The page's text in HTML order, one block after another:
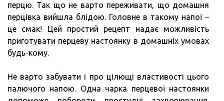
перцю. Так що не варто переживати, що домашня
перцівка вийшла блідою. Головне в такому напої –
це смак! Цей простий рецепт надає можливість
приготувати перцеву настоянку в домашніх умовах
будь-кому.
Не варто забувати і про цілющі властивості цього
палючого напою. Одна чарка перцевої настоянки